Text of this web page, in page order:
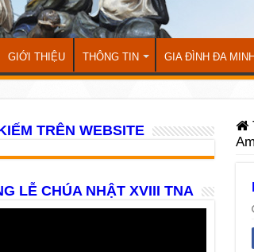
GIỚI THIỆU THÔNG TIN GIA ĐÌNH ĐA MINH
TRÊN WEBSITE
LỄ CHÚA NHẬT XVIII TNA